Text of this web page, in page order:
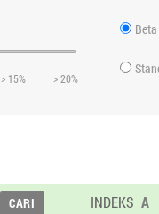
> 15% > 20%
Beta
INDEKS A